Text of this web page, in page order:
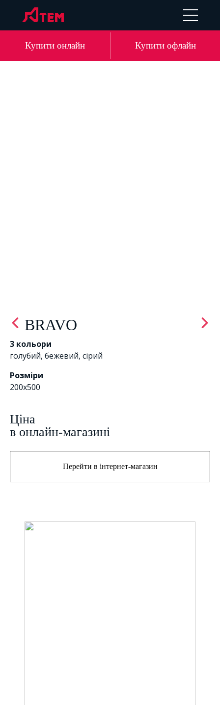
LV RU
Купити онлайн Купити офлайн
BRAVO
3 кольори
голубий, бежевий, сірий
Розміри
200x500
Цiна
в онлайн-магазині
Перейти в інтернет-магазин